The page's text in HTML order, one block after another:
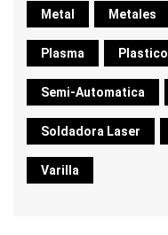
Metal Metales
Plasma Plastico
Semi-Automatica
Soldadora Laser
Varilla